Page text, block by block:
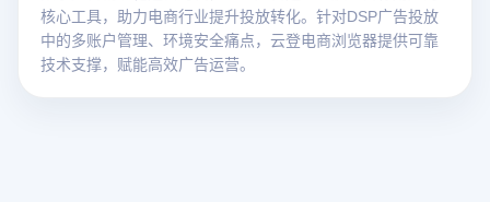
核心工具，助力电商行业提升投放转化。针对DSP广告投放
中的多账户管理、环境安全痛点，云登电商浏览器提供可靠
技术支撑，赋能高效广告运营。